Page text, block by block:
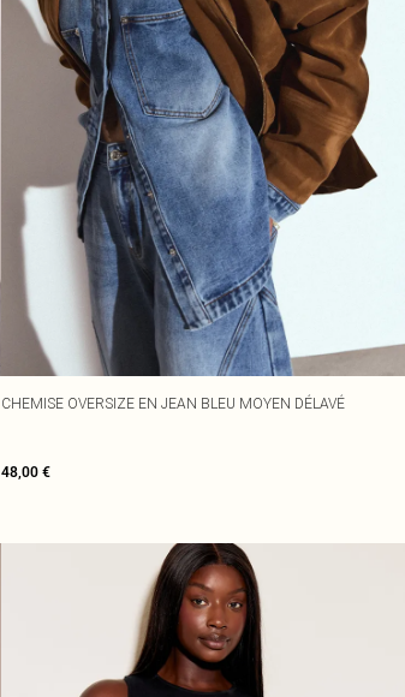
CHEMISE OVERSIZE EN JEAN BLEU MOYEN DÉLAVÉ
48,00 €